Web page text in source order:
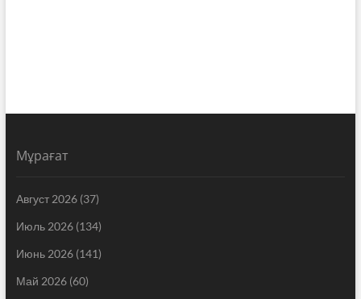
Мұрағат
Август 2026(37)
Июль 2026(134)
Июнь 2026(141)
Май 2026(60)